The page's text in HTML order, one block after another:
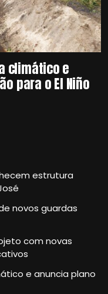
climático e
para o El Niño
estrutura
novos guardas
com novas
e anuncia plano